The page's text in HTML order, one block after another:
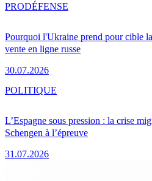
Pourquoi l'Ukraine prend pour cible
vente en ligne russe
30.07.2026
PRODÉFENSE
L’Espagne sous pression : la crise
Schengen à l’épreuve
31.07.2026
POLITIQUE